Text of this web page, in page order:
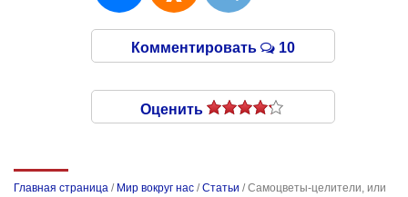
Комментировать 10
Оценить
Главная страница / Мир вокруг нас /Статьи /Самоцветы-целители, или